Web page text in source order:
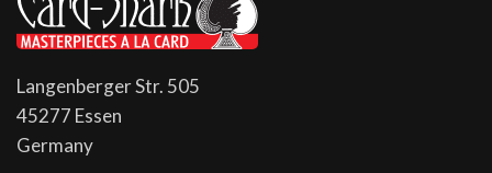
Langenberger Str. 505
45277 Essen
Germany